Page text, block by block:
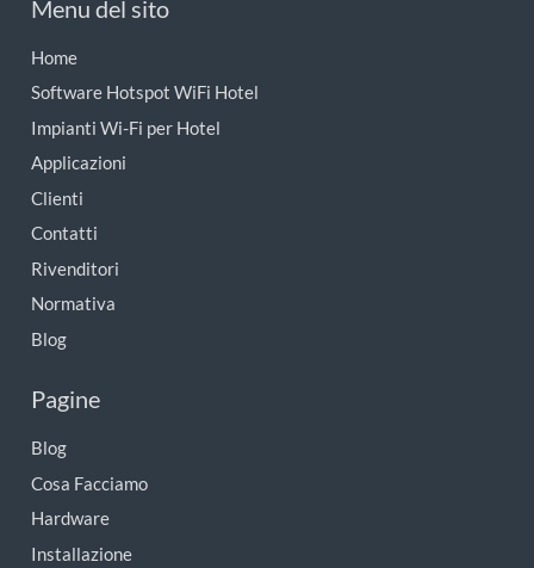
Menu del sito
Home
Software Hotspot WiFi Hotel
Impianti Wi-Fi per Hotel
Applicazioni
Clienti
Contatti
Rivenditori
Normativa
Blog
Pagine
Blog
Cosa Facciamo
Hardware
Installazione